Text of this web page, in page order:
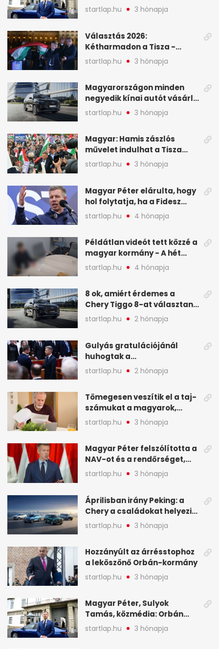
Viktor április 13. óta hallgat,
közben pörögnek az
startlap.hu 3 hónapja
Választás 2026:
Kétharmadon a Tisza -
mutatjuk, hogyan alakulnak
a mandátumok
startlap.hu 3 hónapja
Magyarországon minden
negyedik kínai autót vásárló
a Chery mellett döntött (X)
startlap.hu 3 hónapja
Magyar: Hamis zászlós
művelet indulhat a Tisza
ellen a választás napján - A
hét legfontosabb eseményei
startlap.hu 3 hónapja
Magyar Péter elárulta, hogy
hol folytatja, ha a Fidesz
nyeri a választást - A hét
legfontosabb hírei
startlap.hu 4 hónapja
Példátlan videót tett közzé a
magyar kormány - A hét
legfontosabb hírei
képekben
startlap.hu 4 hónapja
8 ok, amiért érdemes a
Chery Tiggo 8-at választani!
(X)
startlap.hu 2 hónapja
Gulyás gratulációjánál
huhogtak a
leghangosabban, miután
Magyart miniszterelnökké
legfontosabb hírei
képekben
startlap.hu 2 hónapja
Tömegesen veszítik el a taj-
számukat a magyarok,
sokak ellen eljárást indít a
NAV - A hét hírei képekben
startlap.hu 3 hónapja
Magyar Péter felszólította a
NAV-ot és a rendőrséget,
tartóztassák le a NER-es
oligarchákat - A hét
startlap.hu 3 hónapja
Áprilisban irány Peking: a
Chery a családokat helyezi
globális mobilitási
programja középpontjába
startlap.hu 3 hónapja
Hozzányúlt az árrésstophoz
a leköszönő Orbán-kormány
startlap.hu 3 hónapja
Magyar Péter, Sulyok
Tamás, közmédia: Orbán
Viktor április 13. óta hallgat,
közben pörögnek az
startlap.hu 3 hónapja